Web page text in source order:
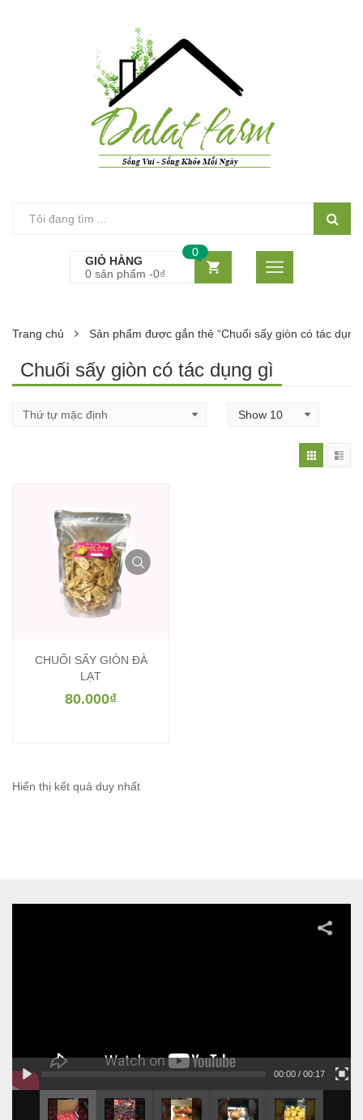
GIỎ HÀNG
0 sản phẩm -0₫
0
Trang chủ Sản phẩm được gắn thẻ “Chuối sấy giòn có tác dụng
Chuối sấy giòn có tác dụng gì
CHUỐI SẤY GIÒN ĐÀ
LẠT
80.000₫
Hiển thị kết quả duy nhất
00:00 / 00:17